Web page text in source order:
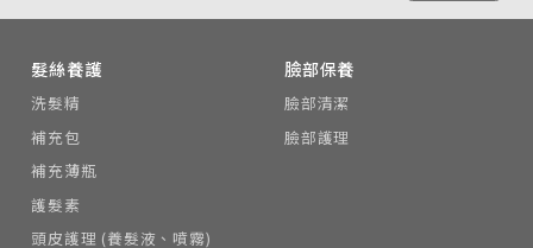
髮絲養護
洗髮精
補充包
補充薄瓶
護髮素
頭皮護理 (養髮液、噴霧)
臉部保養
臉部清潔
臉部護理